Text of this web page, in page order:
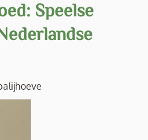
Speelse